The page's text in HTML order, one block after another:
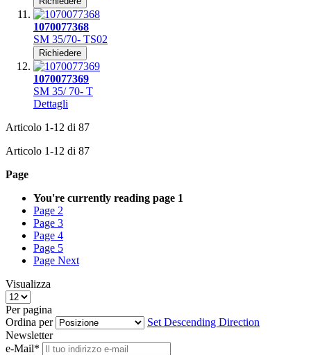
1070077368
SM 35/70- TS02
Richiedere
1070077369
SM 35/ 70- T
Dettagli
Articolo 1-12 di 87
Articolo 1-12 di 87
Page
You're currently reading page 1
Page 2
Page 3
Page 4
Page 5
Page Next
Visualizza
Per pagina
Ordina per
Set Descending Direction
Newsletter
e-Mail*